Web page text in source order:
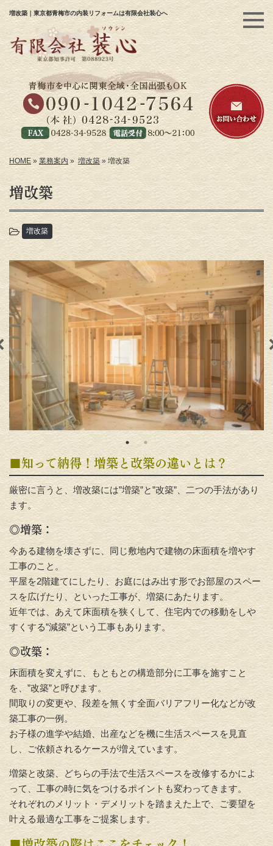
増改築｜東京都青梅市の内装リフォームは有限会社装心へ
HOME » 業務案内 » 増改築»増改築
増改築
増改築
■知って納得！増築と改築の違いとは？
厳密に言うと、増改築には”増築”と”改築”、二つの手法があり
ます。
◎増築：
今ある建物を壊さずに、同じ敷地内で建物の床面積を増やす
工事のこと。
平屋を2階建てにしたり、お庭にはみ出す形でお部屋のスペー
スを広げたり、といった工事が、増築にあたります。
近年では、あえて床面積を狭くして、住宅内での移動をしや
すくする”減築”という工事もあります。
◎改築：
床面積を変えずに、もともとの構造部分に工事を施すこと
を、”改築”と呼びます。
間取りの変更や、段差を無くす全面バリアフリー化などが改
築工事の一例。
お子様の進学や結婚、出産などを機に生活スペースを見直
し、ご依頼されるケースが増えています。
増築と改築、どちらの手法で生活スペースを改修するかによ
って、工事の時に気をつけるポイントも変わってきます。
それぞれのメリット・デメリットを踏まえた上で、ご要望を
叶える最適な工事をご提案します。